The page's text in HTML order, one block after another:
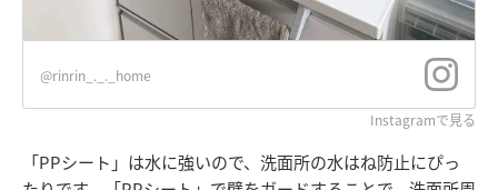
@rinrin_._._home
Instagramで見る
「PPシート」は水に強いので、洗面所の水はね防止にぴっ